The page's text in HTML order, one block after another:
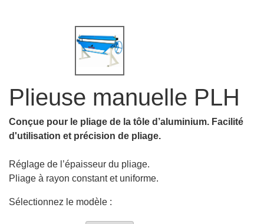
Plieuse manuelle PLH
Conçue pour le pliage de la tôle d’aluminium. Facilité
d'utilisation et précision de pliage.
Réglage de l’épaisseur du pliage.
Pliage à rayon constant et uniforme.
Sélectionnez le modèle :